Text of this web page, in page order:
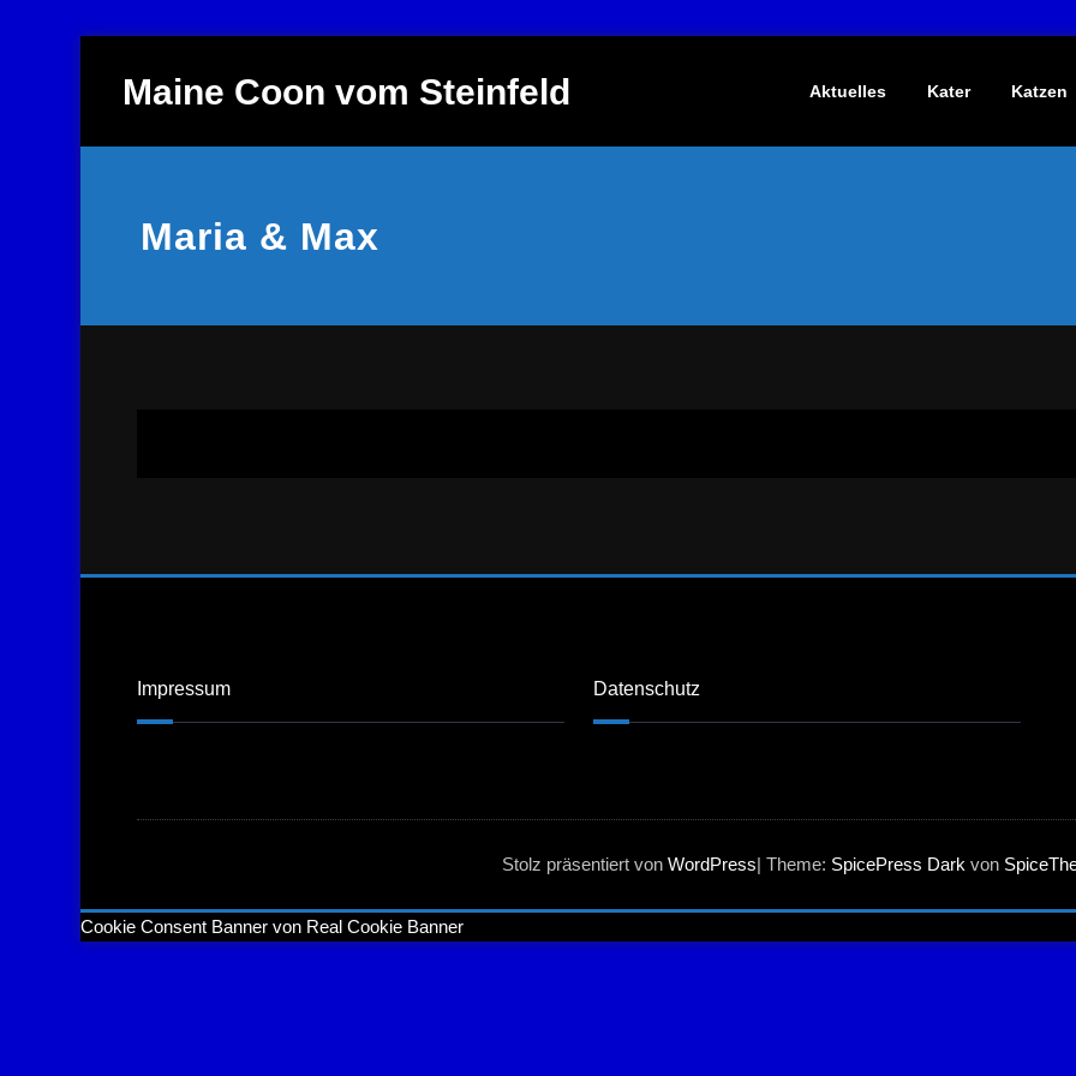
springenMaine Coon vom Steinfeld Aktuelles Kater Katzen
Maria & Max
Impressum Datenschutz
Stolz präsentiert von WordPress| Theme: SpicePress Dark von
Cookie Consent Banner von Real Cookie Banner